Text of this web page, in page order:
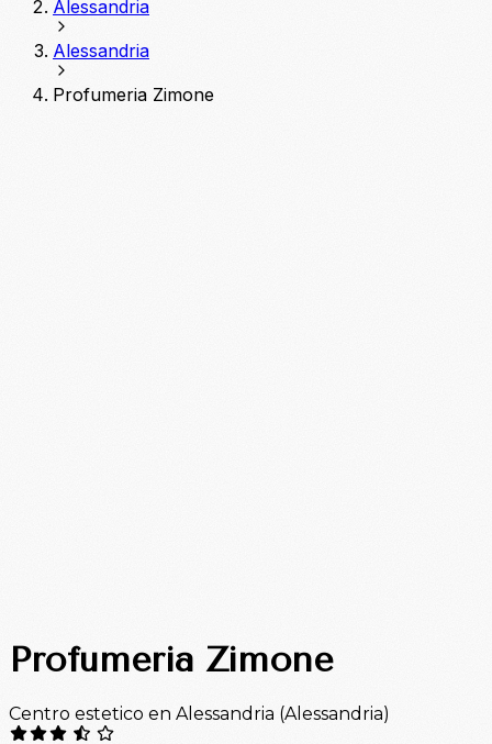
Alessandria
Alessandria
Profumeria Zimone
Profumeria Zimone
Centro estetico en Alessandria (Alessandria)